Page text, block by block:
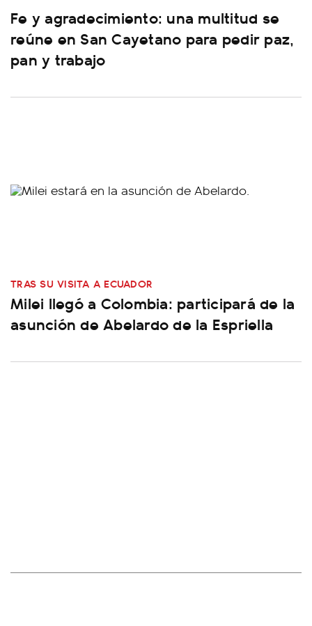
Fe y agradecimiento: una multitud se
reúne en San Cayetano para pedir paz,
pan y trabajo
TRAS SU VISITA A ECUADOR
Milei llegó a Colombia: participará de la
asunción de Abelardo de la Espriella